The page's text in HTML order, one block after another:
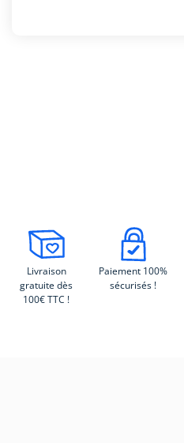
Livraison
gratuite dès
100€ TTC !
Paiement 100%
sécurisés !